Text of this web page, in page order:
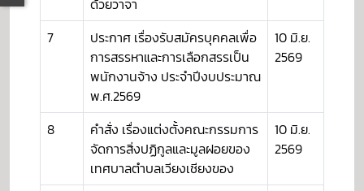
ด้วยวาจา
7
ประกาศ เรื่องรับสมัครบุคคลเพื่อ
การสรรหาและการเลือกสรรเป็น
พนักงานจ้าง ประจำปีงบประมาณ
พ.ศ.2569
10 มิ.ย.
2569
8
คำสั่ง เรื่องแต่งตั้งคณะกรรมการ
จัดการสิ่งปฏิกูลและมูลฝอยของ
เทศบาลตำบลเวียงเชียงของ
10 มิ.ย.
2569